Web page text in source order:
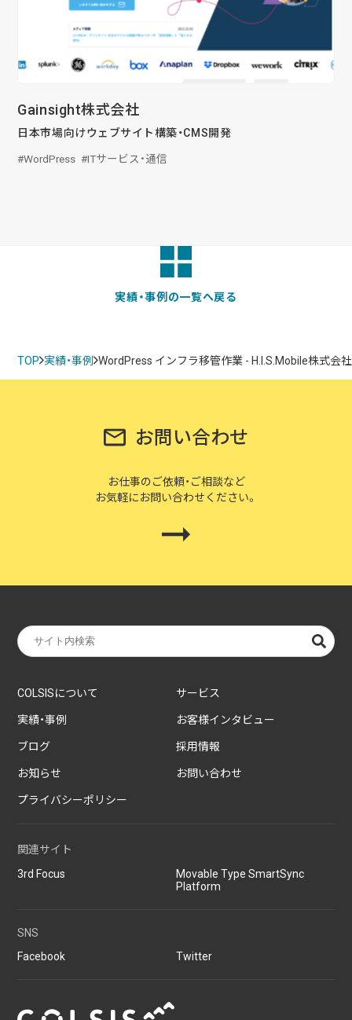
Gainsight株式会社
日本市場向けウェブサイト構築・CMS開発
WordPress ITサービス・通信
実績・事例の一覧へ戻る
TOP 実績・事例 WordPress インフラ移管作業 - H.I.S.Mobile株式会社
お問い合わせ
お仕事のご依頼・ご相談など
お気軽にお問い合わせください。
COLSISについて サービス
実績・事例 お客様インタビュー
ブログ 採用情報
お知らせ お問い合わせ
プライバシーポリシー
関連サイト
3rd Focus
Movable Type SmartSync
Platform
SNS
Facebook
Twitter